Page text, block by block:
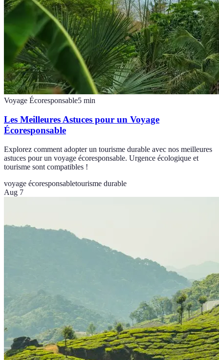
Voyage Écoresponsable5 min
Les Meilleures Astuces pour un Voyage
Écoresponsable
Explorez comment adopter un tourisme durable avec nos meilleures
astuces pour un voyage écoresponsable. Urgence écologique et
tourisme sont compatibles !
voyage écoresponsabletourisme durable
Aug 7